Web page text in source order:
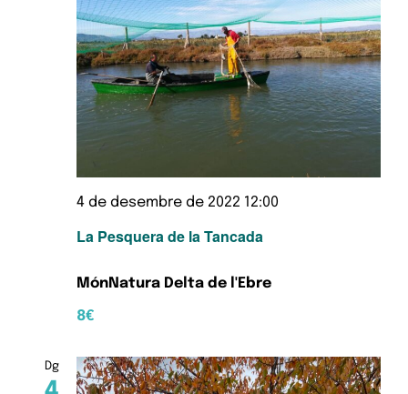
La Pesquera de la Tancada
4 de desembre de 2022 12:00
MónNatura Delta de l'Ebre
8€
Dg